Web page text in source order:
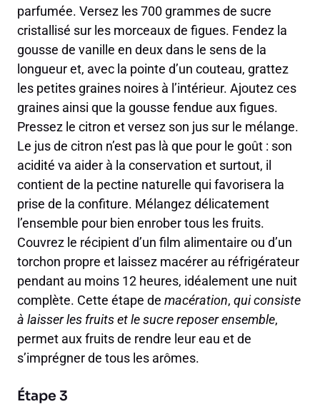
parfumée. Versez les 700 grammes de sucre
cristallisé sur les morceaux de figues. Fendez la
gousse de vanille en deux dans le sens de la
longueur et, avec la pointe d’un couteau, grattez
les petites graines noires à l’intérieur. Ajoutez ces
graines ainsi que la gousse fendue aux figues.
Pressez le citron et versez son jus sur le mélange.
Le jus de citron n’est pas là que pour le goût : son
acidité va aider à la conservation et surtout, il
contient de la pectine naturelle qui favorisera la
prise de la confiture. Mélangez délicatement
l’ensemble pour bien enrober tous les fruits.
Couvrez le récipient d’un film alimentaire ou d’un
torchon propre et laissez macérer au réfrigérateur
pendant au moins 12 heures, idéalement une nuit
complète. Cette étape de macération, qui consiste
à laisser les fruits et le sucre reposer ensemble,
permet aux fruits de rendre leur eau et de
s’imprégner de tous les arômes.
Étape 3